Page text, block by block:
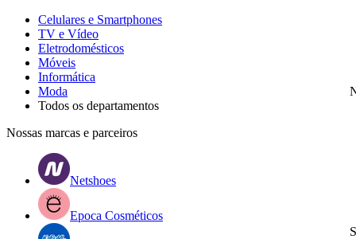
Celulares e Smartphones
TV e Vídeo
Eletrodomésticos
Móveis
Informática
Moda
Todos os departamentos
Nossas marcas e parceiros
Netshoes
Epoca Cosméticos